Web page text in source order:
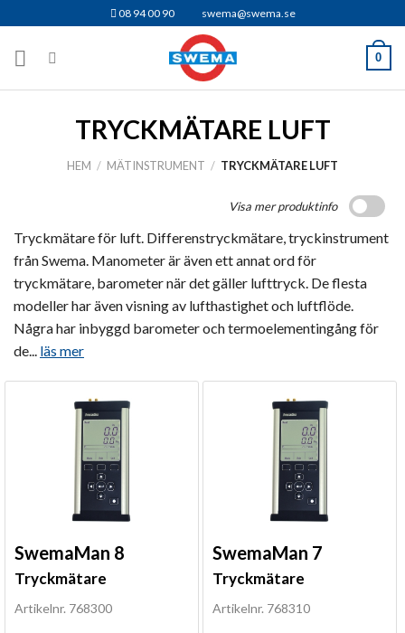
content
08 94 00 90 swema@swema.se
0
TRYCKMÄTARE LUFT
HEM / MÄTINSTRUMENT / TRYCKMÄTARE LUFT
Visa mer produktinfo
Tryckmätare för luft. Differenstryckmätare, tryckinstrument
från Swema. Manometer är även ett annat ord för
tryckmätare, barometer när det gäller lufttryck. De flesta
modeller har även visning av lufthastighet och luftflöde.
Några har inbyggd barometer och termoelementingång för
de... läs mer
SwemaMan 8
Tryckmätare
Artikelnr. 768300
SwemaMan 7
Tryckmätare
Artikelnr. 768310